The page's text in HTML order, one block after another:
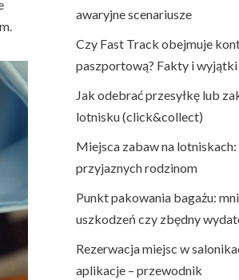
awaryjne scenariusze
Czy Fast Track obejmuje
paszportową? Fakty i wyjątki
Jak odebrać przesyłkę lub
lotnisku (click&collect)
Miejsca zabaw na
przyjaznych rodzinom
Punkt pakowania bagażu:
uszkodzeń czy zbędny
Rezerwacja miejsc w
aplikacje – przewodnik